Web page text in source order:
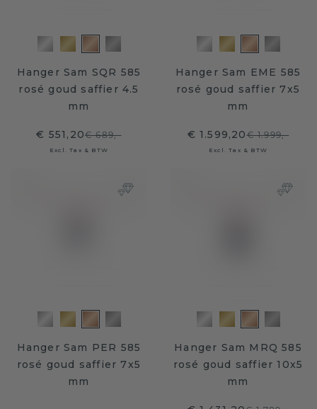
Hanger Sam SQR 585
rosé goud saffier 4.5
mm
€ 551,20€ 689,-
Excl. Tax & BTW
Hanger Sam EME 585
rosé goud saffier 7x5
mm
€ 1.599,20€ 1.999,-
Excl. Tax & BTW
Hanger Sam PER 585
rosé goud saffier 7x5
mm
Hanger Sam MRQ 585
rosé goud saffier 10x5
mm